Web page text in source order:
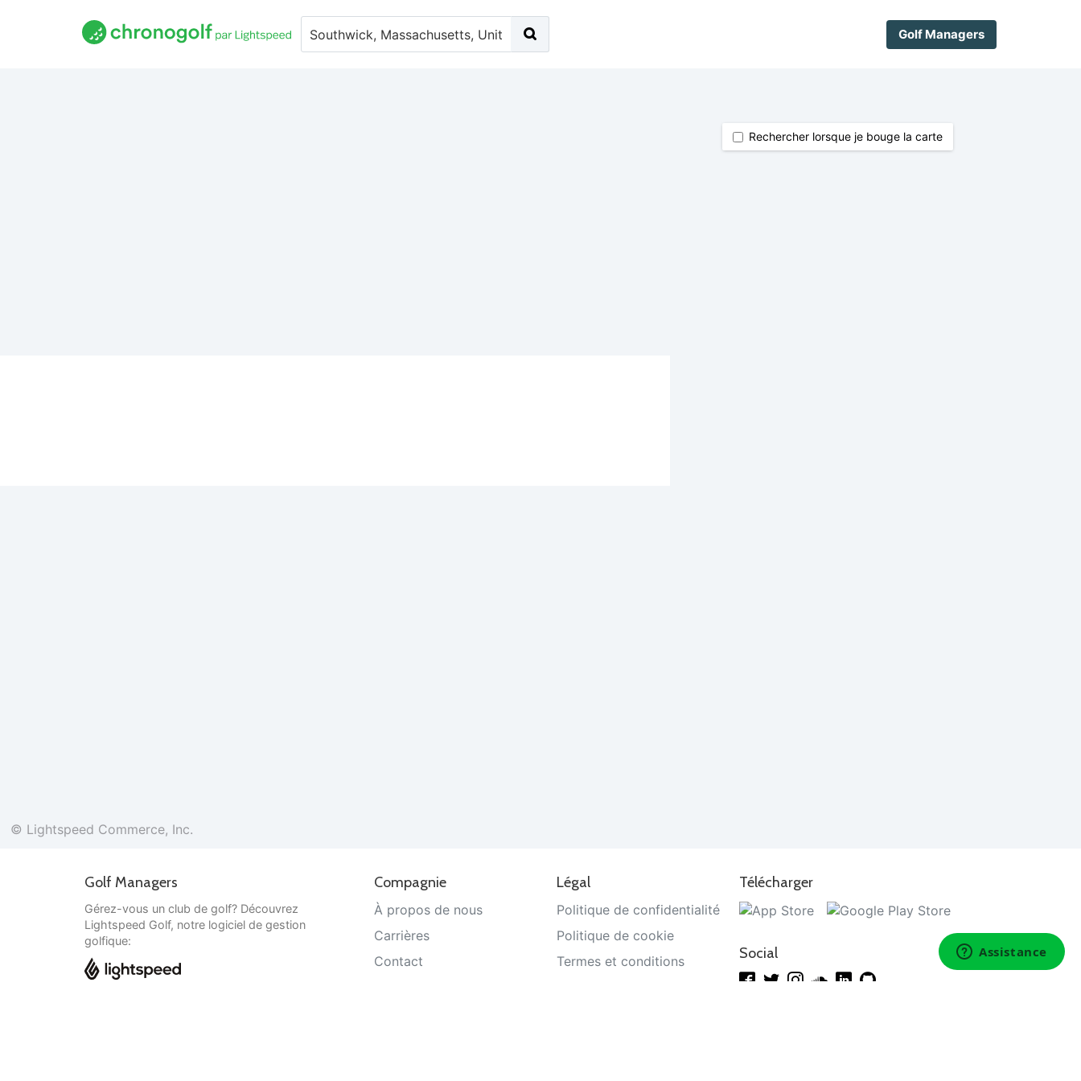
Golf Managers
© Lightspeed Commerce, Inc.
Rechercher lorsque je bouge la carte
Golf Managers
Gérez-vous un club de golf? Découvrez
Lightspeed Golf, notre logiciel de gestion
golfique:
Compagnie
À propos de nous
Carrières
Contact
Légal
Politique de confidentialité
Politique de cookie
Termes et conditions
Télécharger
Social